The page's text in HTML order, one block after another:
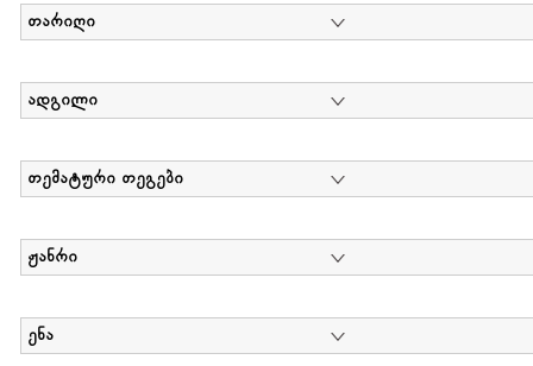
თარიღი
ადგილი
თემატური თეგები
ჟანრი
ენა